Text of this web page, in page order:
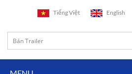
Tiếng Việt English